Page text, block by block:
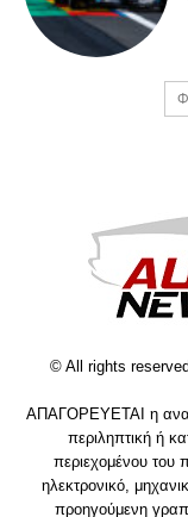
© All rights
ΑΠΑΓΟΡΕΥΕΤΑΙ η
περιληπτική ή
περιεχομένου του
ηλεκτρονικό,
προηγούμενη